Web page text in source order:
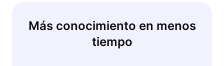
Más conocimiento en menos
tiempo